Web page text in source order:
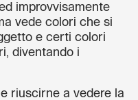
improvvisamente
vede colori che si
e certi colori
diventando i
riuscirne a vedere la